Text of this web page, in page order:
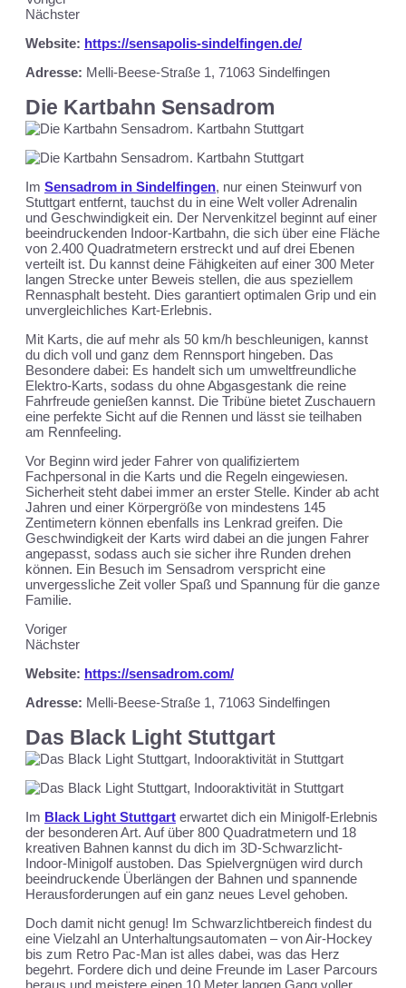
Nächster
Website: https://sensapolis-sindelfingen.de/
Adresse: Melli-Beese-Straße 1, 71063 Sindelfingen
Die Kartbahn Sensadrom
Im Sensadrom in Sindelfingen, nur einen Steinwurf von
Stuttgart entfernt, tauchst du in eine Welt voller Adrenalin
und Geschwindigkeit ein. Der Nervenkitzel beginnt auf einer
beeindruckenden Indoor-Kartbahn, die sich über eine Fläche
von 2.400 Quadratmetern erstreckt und auf drei Ebenen
verteilt ist. Du kannst deine Fähigkeiten auf einer 300 Meter
langen Strecke unter Beweis stellen, die aus speziellem
Rennasphalt besteht. Dies garantiert optimalen Grip und ein
unvergleichliches Kart-Erlebnis.
Mit Karts, die auf mehr als 50 km/h beschleunigen, kannst
du dich voll und ganz dem Rennsport hingeben. Das
Besondere dabei: Es handelt sich um umweltfreundliche
Elektro-Karts, sodass du ohne Abgasgestank die reine
Fahrfreude genießen kannst. Die Tribüne bietet Zuschauern
eine perfekte Sicht auf die Rennen und lässt sie teilhaben
am Rennfeeling.
Vor Beginn wird jeder Fahrer von qualifiziertem
Fachpersonal in die Karts und die Regeln eingewiesen.
Sicherheit steht dabei immer an erster Stelle. Kinder ab acht
Jahren und einer Körpergröße von mindestens 145
Zentimetern können ebenfalls ins Lenkrad greifen. Die
Geschwindigkeit der Karts wird dabei an die jungen Fahrer
angepasst, sodass auch sie sicher ihre Runden drehen
können. Ein Besuch im Sensadrom verspricht eine
unvergessliche Zeit voller Spaß und Spannung für die ganze
Familie.
Voriger
Nächster
Website: https://sensadrom.com/
Adresse: Melli-Beese-Straße 1, 71063 Sindelfingen
Das Black Light Stuttgart
Im Black Light Stuttgart erwartet dich ein Minigolf-Erlebnis
der besonderen Art. Auf über 800 Quadratmetern und 18
kreativen Bahnen kannst du dich im 3D-Schwarzlicht-
Indoor-Minigolf austoben. Das Spielvergnügen wird durch
beeindruckende Überlängen der Bahnen und spannende
Herausforderungen auf ein ganz neues Level gehoben.
Doch damit nicht genug! Im Schwarzlichtbereich findest du
eine Vielzahl an Unterhaltungsautomaten – von Air-Hockey
bis zum Retro Pac-Man ist alles dabei, was das Herz
begehrt. Fordere dich und deine Freunde im Laser Parcours
heraus und meistere einen 10 Meter langen Gang voller